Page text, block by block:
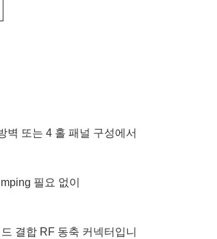
벽 또는 4 홀 패널 구성에서
필요 없이
결합 RF 동축 커넥터입니